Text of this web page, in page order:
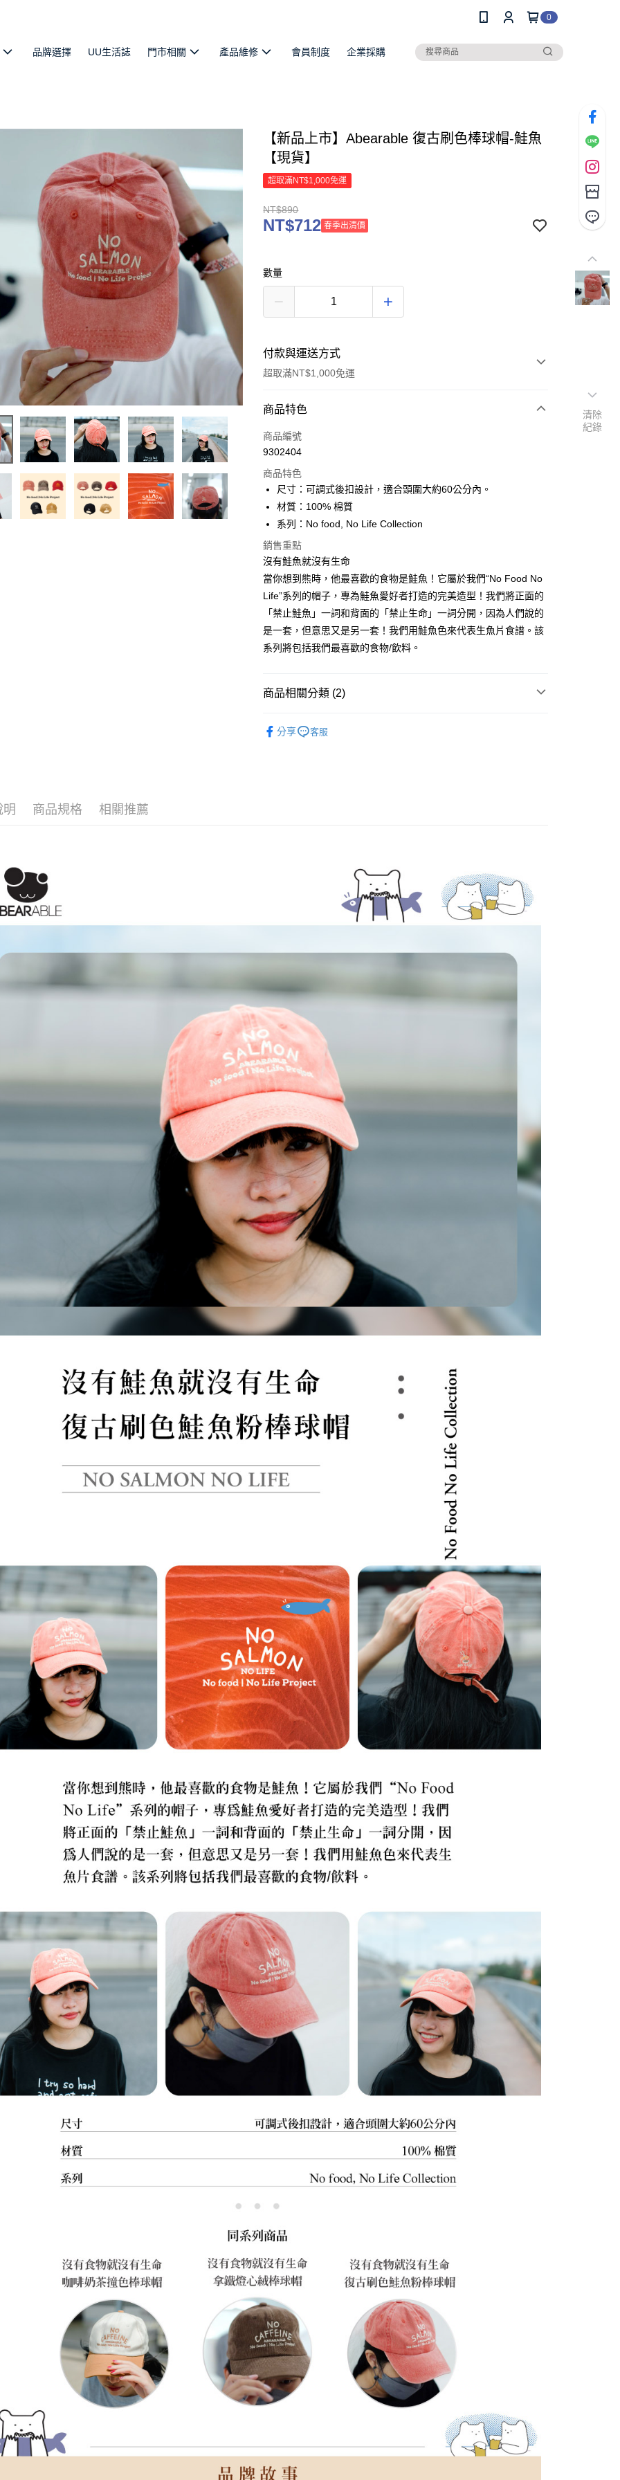
0
品牌選擇 UU生活誌 門市相關 產品維修 會員制度 企業採購
【新品上市】Abearable 復古刷色棒球帽-鮭魚
【現貨】
超取滿NT$1,000免運
NT$890
NT$712 春季出清價
數量
付款與運送方式
超取滿NT$1,000免運
付款方式
信用卡一次付款
3 期 0 利率 每期 NT$296
合作金庫商業銀行
華南商業銀行
國泰世華商業銀行
臺灣中小企業銀行
匯豐（台灣）商業銀行
華泰商業銀行
聯邦商業銀行
遠東國際商業銀行
玉山商業銀行
星展（台灣）商業銀行
台新國際商業銀行
中國信託商業銀行
台灣樂天信用卡公司
6 期 0 利率 每期
合作金庫商業銀行
第一商業銀行
華南商業銀行
上海商業儲蓄銀行
國泰世華商業銀行
臺灣中小企業銀行
台中商業銀行
匯豐（台灣）商業銀行
華泰商業銀行
聯邦商業銀行
遠東國際商業銀行
元大商業銀行
永豐商業銀行
台新國際商業銀行
LINE Pay
Apple Pay
ATM付款
運送方式
付款後全家取貨
付款後7-11取貨
黑貓宅急便
商品特色
商品編號
9302404
商品特色
尺寸：可調式後扣設計，適合頭圍大約60公分內。
材質：100% 棉質
系列：No food, No Life Collection
銷售重點
沒有鮭魚就沒有生命
當你想到熊時，他最喜歡的食物是鮭魚！它屬於我們“No Food No
Life”系列的帽子，專為鮭魚愛好者打造的完美造型！我們將正面的
「禁止鮭魚」一詞和背面的「禁止生命」一詞分開，因為人們說的
是一套，但意思又是另一套！我們用鮭魚色來代表生魚片食譜。該
系列將包括我們最喜歡的食物/飲料。
商品相關分類 (2)
分享 客服
明 商品規格 相關推薦
清除
紀錄